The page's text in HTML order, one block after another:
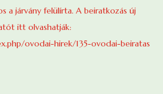
a járvány felülírta. A beiratkozás új
itt olvashatják:
ovodai-hirek/135-ovodai-beiratas